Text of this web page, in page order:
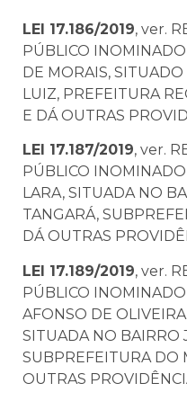
LEI 17.186/2019, ver.
PÚBLICO
DE MORAIS,
LUIZ, PREFEITURA
E DÁ OUTRAS
LEI 17.187/2019, ver.
PÚBLICO
LARA, SITUADA NO
TANGARÁ,
DÁ OUTRAS
LEI 17.189/2019, ver.
PÚBLICO
AFONSO DE
SITUADA NO BAIRRO
SUBPREFEITURA DO
OUTRAS